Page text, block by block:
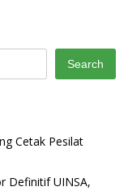
Search
Cetak Pesilat
Definitif UINSA,